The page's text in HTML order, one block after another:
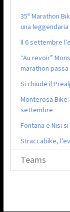
35ª Marathon
una
Il 6 settembre
“Au revoir”
marathon passa
Si chiude il
Monterosa
settembre
Fontana e Nisi
Straccabike,
Teams